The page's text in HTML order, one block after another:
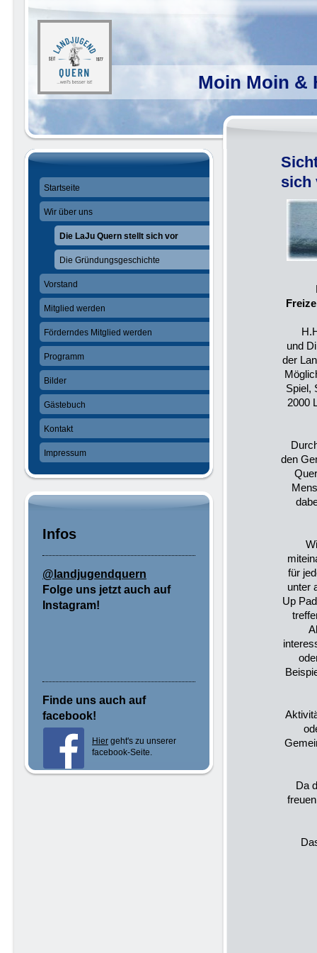
Moin Moin &
sich
und
der
Spiel,
2000
den
für
unter
Up
Da
Startseite
Wir über uns
Die LaJu Quern stellt sich vor
Die Gründungsgeschichte
Vorstand
Mitglied werden
Förderndes Mitglied werden
Programm
Bilder
Gästebuch
Kontakt
Impressum
Infos
@landjugendquern
Folge uns jetzt auch auf
Instagram!
Finde uns auch auf
facebook!
Hier geht's zu unserer
facebook-Seite.